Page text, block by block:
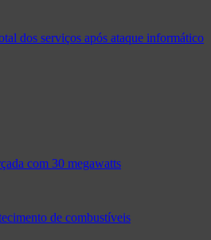
dos serviços após ataque informático
com 30 megawatts
de combustíveis